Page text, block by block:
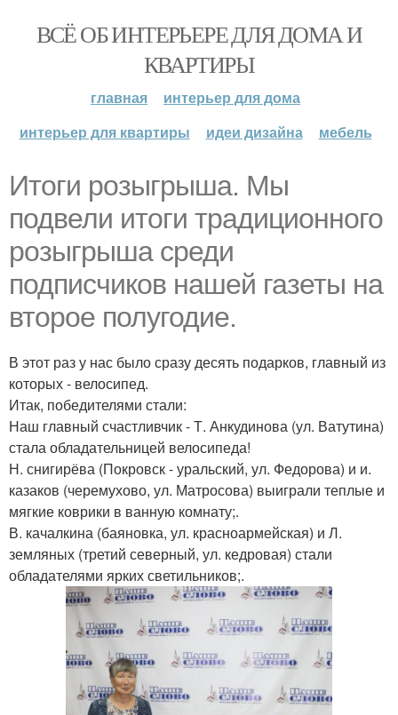
ВСЁ ОБ ИНТЕРЬЕРЕ ДЛЯ ДОМА И
КВАРТИРЫ
главная
интерьер для дома
интерьер для квартиры
идеи дизайна мебель
Итоги розыгрыша. Мы
подвели итоги традиционного
розыгрыша среди
подписчиков нашей газеты на
второе полугодие.
В этот раз у нас было сразу десять подарков, главный из
которых - велосипед.
Итак, победителями стали:
Наш главный счастливчик - Т. Анкудинова (ул. Ватутина)
стала обладательницей велосипеда!
Н. снигирёва (Покровск - уральский, ул. Федорова) и и.
казаков (черемухово, ул. Матросова) выиграли теплые и
мягкие коврики в ванную комнату;.
В. качалкина (баяновка, ул. красноармейская) и Л.
земляных (третий северный, ул. кедровая) стали
обладателями ярких светильников;.